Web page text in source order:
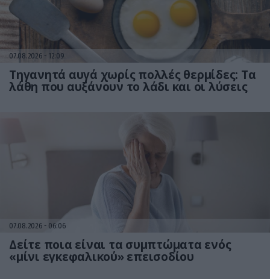
07.08.2026 12:09
Τηγανητά αυγά χωρίς πολλές θερμίδες: Τα
λάθη που αυξάνουν το λάδι και οι λύσεις
07.08.2026 06:06
Δείτε ποια είναι τα συμπτώματα ενός
«μίνι εγκεφαλικού» επεισοδίου